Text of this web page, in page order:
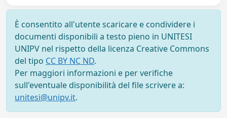
È consentito all'utente scaricare e condividere i
documenti disponibili a testo pieno in UNITESI
UNIPV nel rispetto della licenza Creative Commons
del tipo CC BY NC ND.
Per maggiori informazioni e per verifiche
sull'eventuale disponibilità del file scrivere a:
unitesi@unipv.it.